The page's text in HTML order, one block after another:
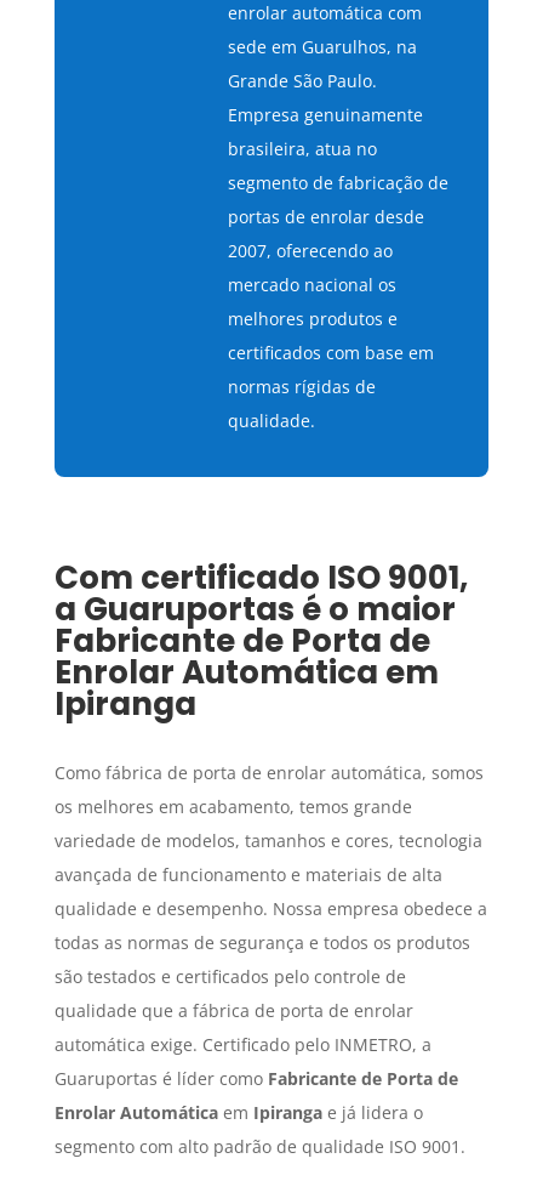
enrolar automática com
sede em Guarulhos, na
Grande São Paulo.
Empresa genuinamente
brasileira, atua no
segmento de fabricação de
portas de enrolar desde
2007, oferecendo ao
mercado nacional os
melhores produtos e
certificados com base em
normas rígidas de
qualidade.
Com certificado ISO 9001,
a Guaruportas é o maior
Fabricante de Porta de
Enrolar Automática em
Ipiranga
Como fábrica de porta de enrolar automática, somos
os melhores em acabamento, temos grande
variedade de modelos, tamanhos e cores, tecnologia
avançada de funcionamento e materiais de alta
qualidade e desempenho. Nossa empresa obedece a
todas as normas de segurança e todos os produtos
são testados e certificados pelo controle de
qualidade que a fábrica de porta de enrolar
automática exige. Certificado pelo INMETRO, a
Guaruportas é líder como Fabricante de Porta de
Enrolar Automáticaem Ipirangae já lidera o
segmento com alto padrão de qualidade ISO 9001.